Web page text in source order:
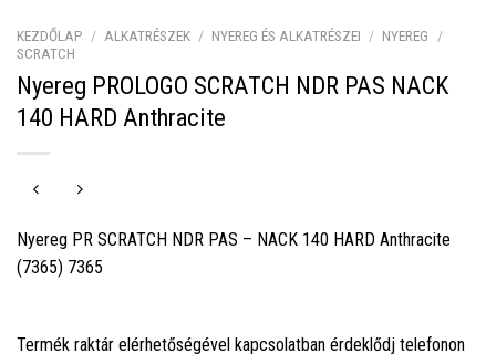
KEZDŐLAP / ALKATRÉSZEK / NYEREG ÉS ALKATRÉSZEI / NYEREG
/
SCRATCH
Nyereg PROLOGO SCRATCH NDR PAS NACK
140 HARD Anthracite
Nyereg PR SCRATCH NDR PAS – NACK 140 HARD Anthracite
(7365) 7365
Termék raktár elérhetőségével kapcsolatban érdeklődj telefonon